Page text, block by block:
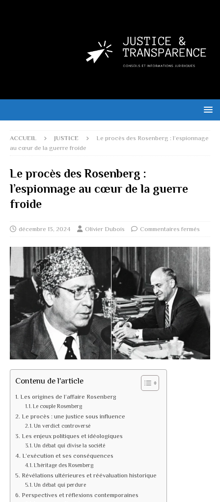
ACCUEIL JUSTICE
Le procès des Rosenberg : l’espionnage
au cœur de la guerre froide
Le procès des Rosenberg :
l’espionnage au cœur de la guerre
froide
décembre 13, 2024 Olivier Dubois Commentaires fermés
Contenu de l'article
Les origines de l’affaire Rosenberg
Le couple Rosenberg
Le procès : une justice sous influence
Un verdict controversé
Les enjeux politiques et idéologiques
Un débat qui divise la société
L’exécution et ses conséquences
L’héritage des Rosenberg
Révélations ultérieures et réévaluation historique
Un débat qui perdure
Perspectives et réflexions contemporaines